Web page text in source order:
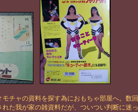
モチャの資料を探す為におもちゃ部屋へ。数
れた我が家の雑資料だが、ついつい判断に迷